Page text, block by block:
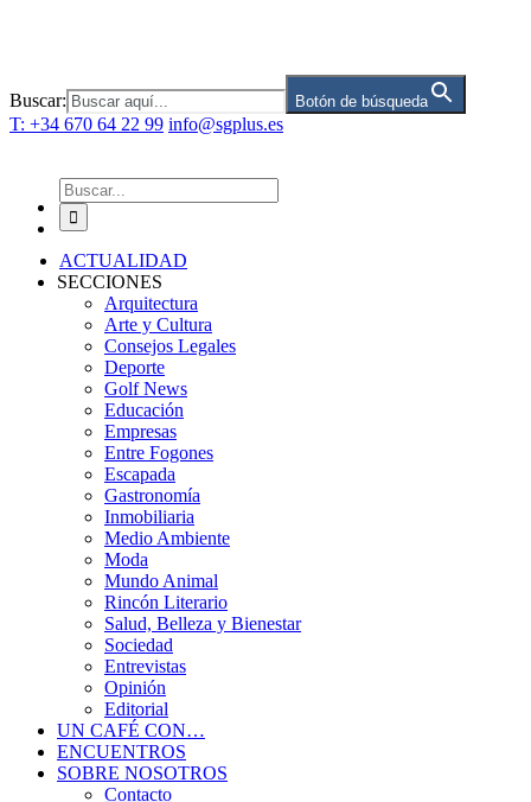
Buscar: Botón de búsqueda
T: +34 670 64 22 99 info@sgplus.es
Buscar:
ACTUALIDAD
SECCIONES
Arquitectura
Arte y Cultura
Consejos Legales
Deporte
Golf News
Educación
Empresas
Entre Fogones
Escapada
Gastronomía
Inmobiliaria
Medio Ambiente
Moda
Mundo Animal
Rincón Literario
Salud, Belleza y Bienestar
Sociedad
Entrevistas
Opinión
Editorial
UN CAFÉ CON…
ENCUENTROS
SOBRE NOSOTROS
Contacto